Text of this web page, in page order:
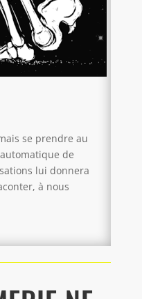
se prendre au
de
lui donnera
à nous